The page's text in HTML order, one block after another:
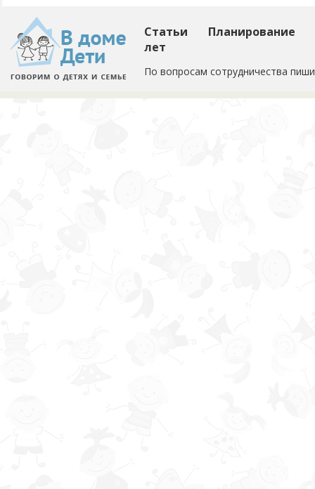
Статьи
Планирование
лет
По вопросам сотрудничества